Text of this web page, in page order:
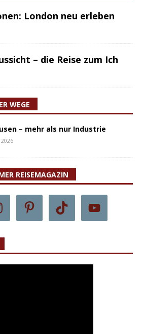
London neu erleben
– die Reise zum Ich
WEGE
– mehr als nur Industrie
REISEMAGAZIN